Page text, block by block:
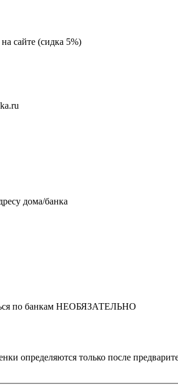
сайте (сидка 5%)
дома/банка
по банкам НЕОБЯЗАТЕЛЬНО
определяются только после